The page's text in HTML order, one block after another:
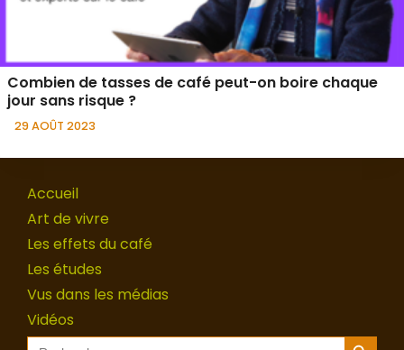
Combien de tasses de café peut-on boire chaque
jour sans risque ?
29 AOÛT 2023
Accueil
Art de vivre
Les effets du café
Les études
Vus dans les médias
Vidéos
Search
Search Button